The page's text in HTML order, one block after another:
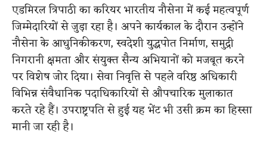
एडमिरल त्रिपाठी का करियर भारतीय नौसेना में कई महत्वपूर्ण
जिम्मेदारियों से जुड़ा रहा है। अपने कार्यकाल के दौरान उन्होंने
नौसेना के आधुनिकीकरण, स्वदेशी युद्धपोत निर्माण, समुद्री
निगरानी क्षमता और संयुक्त सैन्य अभियानों को मजबूत करने
पर विशेष जोर दिया। सेवा निवृत्ति से पहले वरिष्ठ अधिकारी
विभिन्न संवैधानिक पदाधिकारियों से औपचारिक मुलाकात
करते रहे हैं। उपराष्ट्रपति से हुई यह भेंट भी उसी क्रम का हिस्सा
मानी जा रही है।